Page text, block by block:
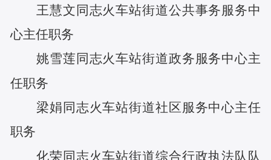
王慧文 同志火车站街道公共事务服务中
心主任职务
姚雪莲 同志火车站街道政务服务中心主
任职务
梁娟 同志火车站街道社区服务中心主任
职务
化荣同志火车站街道综合行政执法队队